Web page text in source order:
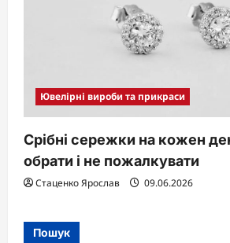
Ювелірні вироби та прикраси
Срібні сережки на кожен
обрати і не пожалкувати
Стаценко Ярослав 09.06.2026
Пошук